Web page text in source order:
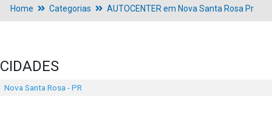
Home Categorias AUTOCENTER em Nova Santa Rosa Pr
CIDADES
Nova Santa Rosa - PR